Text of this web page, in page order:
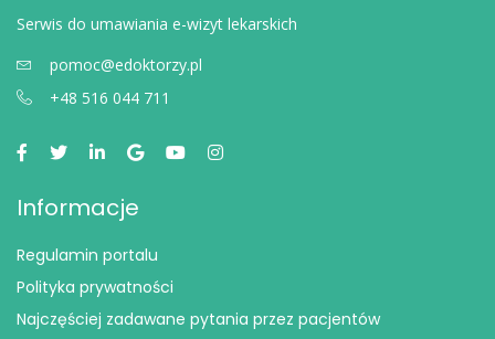
Serwis do umawiania e-wizyt lekarskich
pomoc@edoktorzy.pl
+48 516 044 711
Informacje
Regulamin portalu
Polityka prywatności
Najczęściej zadawane pytania przez pacjentów